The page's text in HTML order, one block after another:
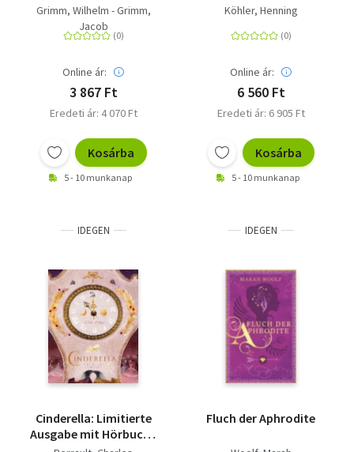
Grimm, Wilhelm - Grimm,
Jacob
Online ár:
3 867 Ft
Eredeti ár: 4 070 Ft
Kosárba
5 - 10 munkanap
Köhler, Henning
Online ár:
6 560 Ft
Eredeti ár: 6 905 Ft
Kosárba
5 - 10 munkanap
IDEGEN
Cinderella: Limitierte
Ausgabe mit Hörbuch -
IDEGEN
Fluch der Aphrodite